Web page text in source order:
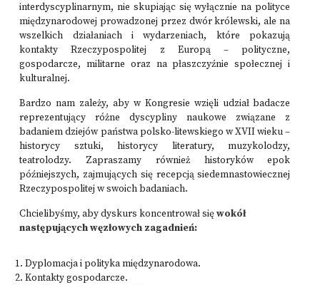
interdyscyplinarnym, nie skupiając się wyłącznie na polityce
międzynarodowej prowadzonej przez dwór królewski, ale na
wszelkich działaniach i wydarzeniach, które pokazują
kontakty Rzeczypospolitej z Europą – polityczne,
gospodarcze, militarne oraz na płaszczyźnie społecznej i
kulturalnej.
Bardzo nam zależy, aby w Kongresie wzięli udział badacze
reprezentujący różne dyscypliny naukowe związane z
badaniem dziejów państwa polsko-litewskiego w XVII wieku –
historycy sztuki, historycy literatury, muzykolodzy,
teatrolodzy. Zapraszamy również historyków epok
późniejszych, zajmujących się recepcją siedemnastowiecznej
Rzeczypospolitej w swoich badaniach.
Chcielibyśmy, aby dyskurs koncentrował sięwokół
następujących węzłowych zagadnień:
Dyplomacja i polityka międzynarodowa.
Kontakty gospodarcze.